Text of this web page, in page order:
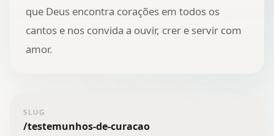
que Deus encontra corações em todos os
cantos e nos convida a ouvir, crer e servir com
amor.
SLUG
/testemunhos-de-curacao